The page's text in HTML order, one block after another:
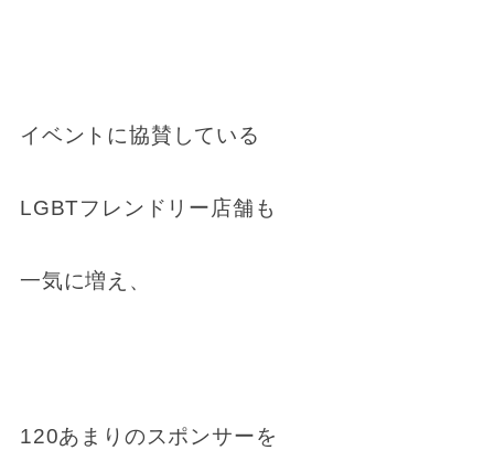
イベントに協賛している
LGBTフレンドリー店舗も
一気に増え、
120あまりのスポンサーを